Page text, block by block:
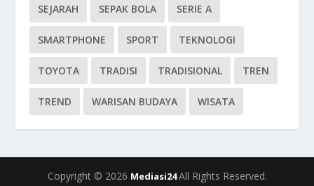
SEJARAH SEPAK BOLA SERIE A
SMARTPHONE SPORT TEKNOLOGI
TOYOTA TRADISI TRADISIONAL TREN
TREND WARISAN BUDAYA WISATA
Copyright © 2026 Mediasi24All Rights Reserved.